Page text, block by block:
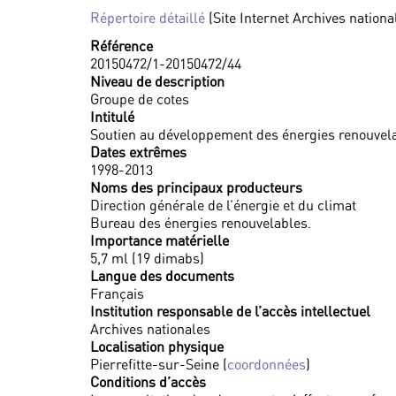
Répertoire détaillé (Site Internet Archives
Référence
20150472/1-20150472/44
Niveau de description
Groupe de cotes
Intitulé
Soutien au développement des énergies
Dates extrêmes
1998-2013
Noms des principaux producteurs
Direction générale de l’énergie et du climat
Bureau des énergies renouvelables.
Importance matérielle
5,7 ml (19 dimabs)
Langue des documents
Français
Institution responsable de l’accès intellectuel
Archives nationales
Localisation physique
Pierrefitte-sur-Seine (coordonnées)
Conditions d’accès